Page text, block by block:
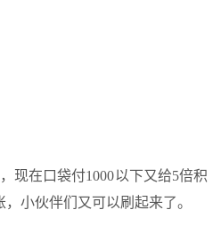
现在口袋付1000以下又给5倍积
小伙伴们又可以刷起来了。